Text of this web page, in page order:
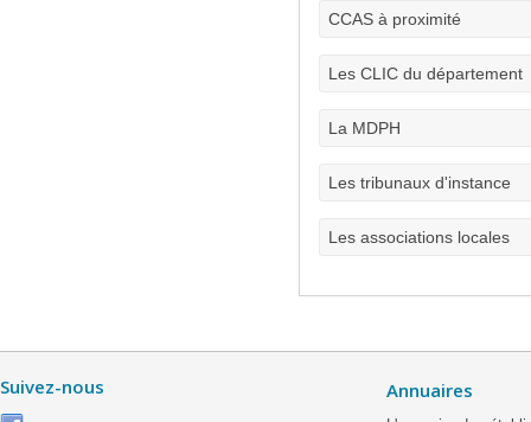
CCAS à proximité
Les CLIC du département
La MDPH
Les tribunaux d'instance
Les associations locales
Suivez-nous Annuaires